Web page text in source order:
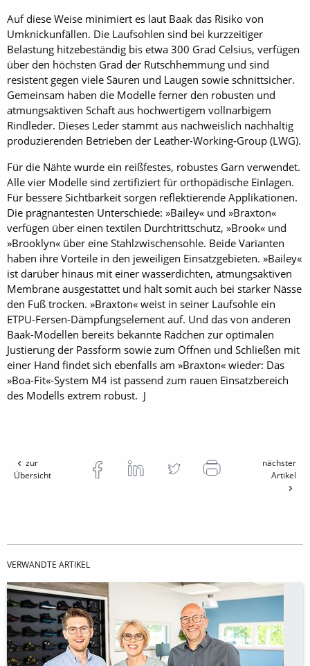
Auf diese Weise minimiert es laut Baak das Risiko von
Umknickunfällen. Die Laufsohlen sind bei kurzzeitiger
Belastung hitzebeständig bis etwa 300 Grad Celsius, verfügen
über den höchsten Grad der Rutschhemmung und sind
resistent gegen viele Säuren und Laugen sowie schnittsicher.
Gemeinsam haben die Modelle ferner den robusten und
atmungsaktiven Schaft aus hochwertigem vollnarbigem
Rindleder. Dieses Leder stammt aus nachweislich nachhaltig
produzierenden Betrieben der Leather-Working-Group (LWG).
Für die Nähte wurde ein reißfestes, robustes Garn verwendet.
Alle vier Modelle sind zertifiziert für orthopädische Einlagen.
Für bessere Sichtbarkeit sorgen reflektierende Applikationen.
Die prägnantesten Unterschiede: »Bailey« und »Braxton«
verfügen über einen textilen Durchtrittschutz, »Brook« und
»Brooklyn« über eine Stahlzwischensohle. Beide Varianten
haben ihre Vorteile in den jeweiligen Einsatzgebieten. »Bailey«
ist darüber hinaus mit einer wasserdichten, atmungsaktiven
Membrane ausgestattet und hält somit auch bei starker Nässe
den Fuß trocken. »Braxton« weist in seiner Laufsohle ein
ETPU-Fersen-Dämpfungselement auf. Und das von anderen
Baak-Modellen bereits bekannte Rädchen zur optimalen
Justierung der Passform sowie zum Öffnen und Schließen mit
einer Hand findet sich ebenfalls am »Braxton« wieder: Das
»Boa-Fit«-System M4 ist passend zum rauen Einsatzbereich
des Modells extrem robust. J
zur
Übersicht
nächster
Artikel
VERWANDTE ARTIKEL